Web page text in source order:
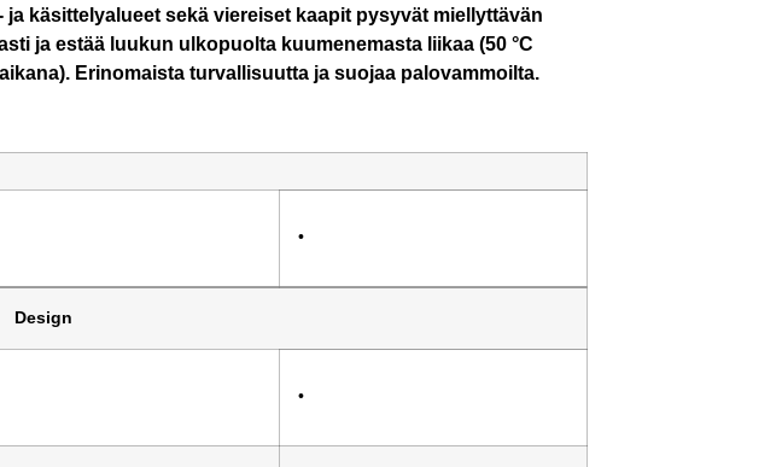
käsittelyalueet sekä viereiset kaapit pysyvät miellyttävän
ja estää luukun ulkopuolta kuumenemasta liikaa (50 °C
Erinomaista turvallisuutta ja suojaa palovammoilta.
•
Design
•